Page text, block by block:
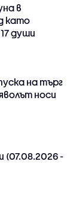
в
като
души
на търг
носи
(07.08.2026 -